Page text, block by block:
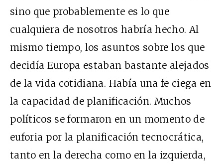
sino que probablemente es lo que
cualquiera de nosotros habría hecho. Al
mismo tiempo, los asuntos sobre los que
decidía Europa estaban bastante alejados
de la vida cotidiana. Había una fe ciega en
la capacidad de planificación. Muchos
políticos se formaron en un momento de
euforia por la planificación tecnocrática,
tanto en la derecha como en la izquierda,